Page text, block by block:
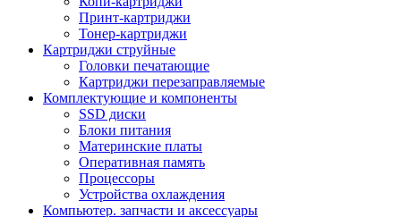
Принт-картриджи
Тонер-картриджи
Картриджи струйные
Головки печатающие
Картриджи перезаправляемые
Комплектующие и компоненты
SSD диски
Блоки питания
Материнские платы
Оперативная память
Процессоры
Устройства охлаждения
Компьютер. запчасти и аксессуары